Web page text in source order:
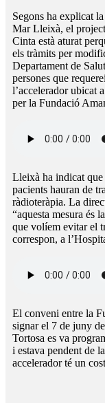
Segons ha explicat
Mar Lleixà, el
Cinta està aturat
els tràmits per
Departament de
persones que
l’accelerador ubicat
per la Fundació
Lleixà ha indicat que
pacients hauran de
ràdioteràpia. La
“aquesta mesura és
que volíem evitar el
correspon, a
El conveni entre la
signar el 7 de juny
Tortosa es va
i estava pendent de
accelerador té un